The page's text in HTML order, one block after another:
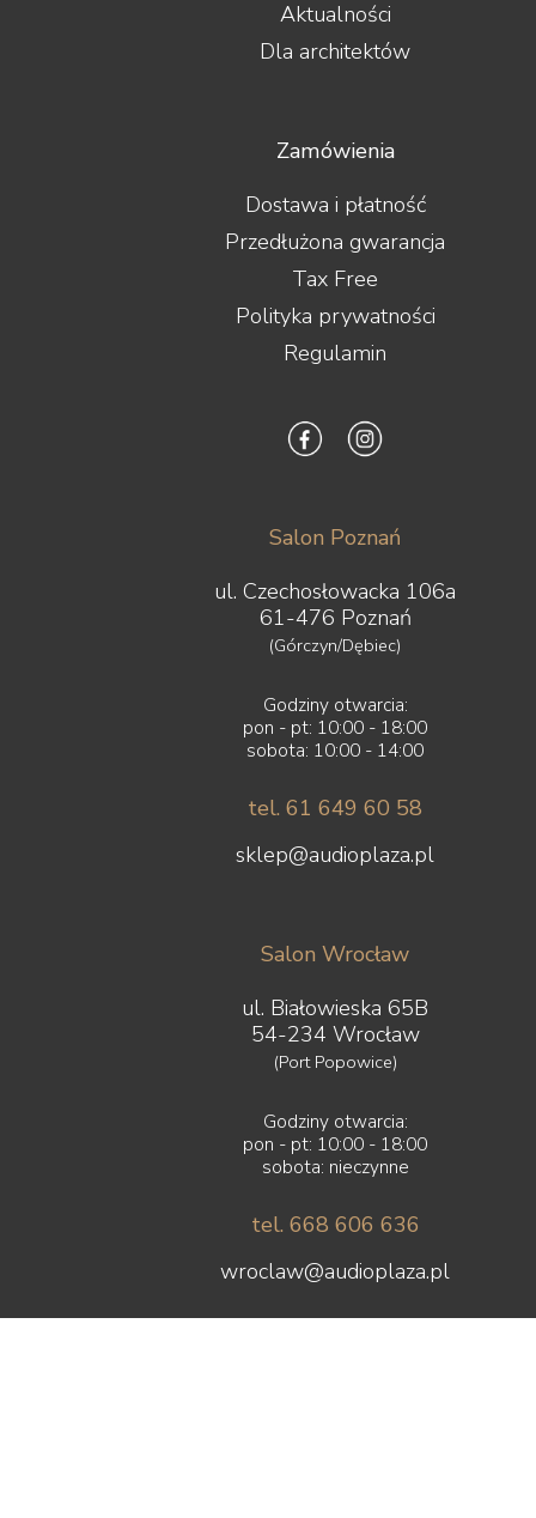
Aktualności
Dla architektów
Zamówienia
Dostawa i płatność
Przedłużona gwarancja
Tax Free
Polityka prywatności
Regulamin
Salon Poznań
ul. Czechosłowacka 106a
61-476 Poznań
(Górczyn/Dębiec)
Godziny otwarcia:
pon - pt: 10:00 - 18:00
sobota: 10:00 - 14:00
tel. 61 649 60 58
sklep@audioplaza.pl
Salon Wrocław
ul. Białowieska 65B
54-234 Wrocław
(Port Popowice)
Godziny otwarcia:
pon - pt: 10:00 - 18:00
sobota: nieczynne
tel. 668 606 636
wroclaw@audioplaza.pl